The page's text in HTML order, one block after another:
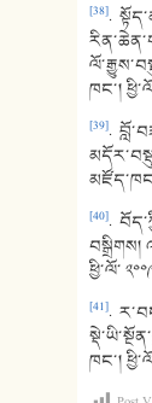
[38].
ཁང་།
[39].
[40].
བསྒྲིགས།
ཕྱི་ལོ་
[41].
ཁང་།